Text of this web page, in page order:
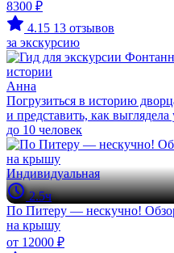
8300 ₽
4.15 13 отзывов
за экскурсию
Анна
Погрузиться в историю
и представить, как выглядела
до 10 человек
Индивидуальная
2.5ч
По Питеру — нескучно!
на крышу
от 12000 ₽